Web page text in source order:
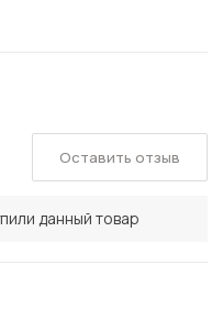
данный товар
Оставить отзыв